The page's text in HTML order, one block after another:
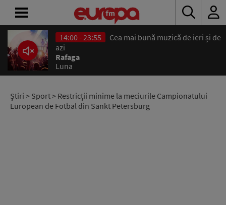
14:00 - 23:55
Cea mai bună muzică de ieri și de
azi
Rafaga
Luna
Știri > Sport> Restricții minime la meciurile Campionatului
European de Fotbal din Sankt Petersburg
ACASĂ
ȘTIRI
RADIO